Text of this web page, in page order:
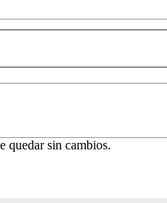
quedar sin cambios.